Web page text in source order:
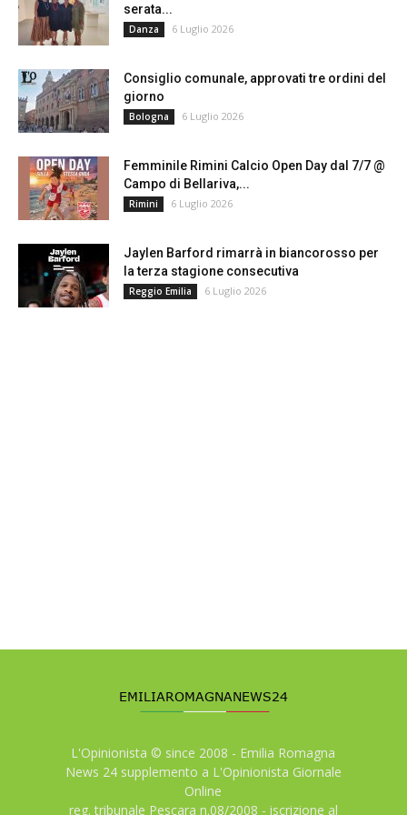
serata...
Danza 6 Luglio 2026
Consiglio comunale, approvati tre ordini del
giorno
Bologna 6 Luglio 2026
Femminile Rimini Calcio Open Day dal 7/7 @
Campo di Bellariva,...
Rimini 6 Luglio 2026
Jaylen Barford rimarrà in biancorosso per
la terza stagione consecutiva
Reggio Emilia 6 Luglio 2026
L'Opinionista © since 2008 - Emilia Romagna
News 24 supplemento a L'Opinionista Giornale
Online
reg. tribunale Pescara n.08/2008 - iscrizione al